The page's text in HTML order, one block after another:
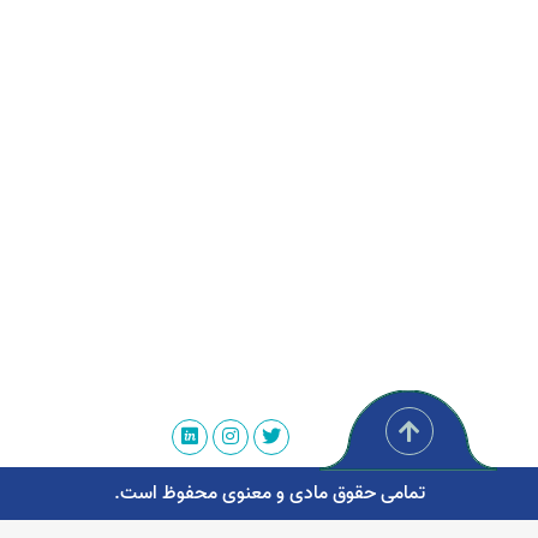
تمامی حقوق مادی و معنوی محفوظ است.